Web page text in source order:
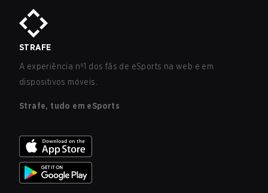
STRAFE
A experiência nº1 dos fãs de eSports na web e em
dispositivos móveis.
Strafe, tudo em eSports